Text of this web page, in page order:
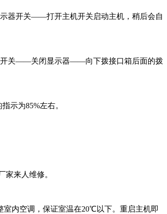
器开关——打开主机开关启动主机，稍后会自
开关——关闭显示器——向下拨接口箱后面的拨
示为85%左右。
来人维修。
内空调，保证室温在20℃以下。重启主机即